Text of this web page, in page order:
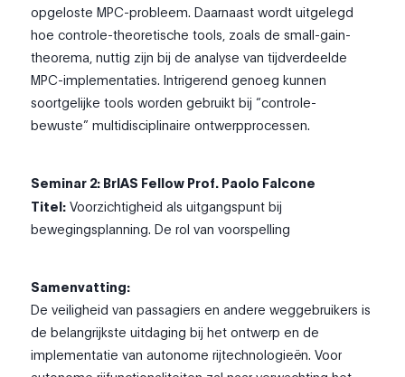
opgeloste MPC-probleem. Daarnaast wordt uitgelegd
hoe controle-theoretische tools, zoals de small-gain-
theorema, nuttig zijn bij de analyse van tijdverdeelde
MPC-implementaties. Intrigerend genoeg kunnen
soortgelijke tools worden gebruikt bij “controle-
bewuste” multidisciplinaire ontwerpprocessen.
Seminar 2: BrIAS Fellow Prof. Paolo Falcone
Titel: Voorzichtigheid als uitgangspunt bij
bewegingsplanning. De rol van voorspelling
Samenvatting:
De veiligheid van passagiers en andere weggebruikers is
de belangrijkste uitdaging bij het ontwerp en de
implementatie van autonome rijtechnologieën. Voor